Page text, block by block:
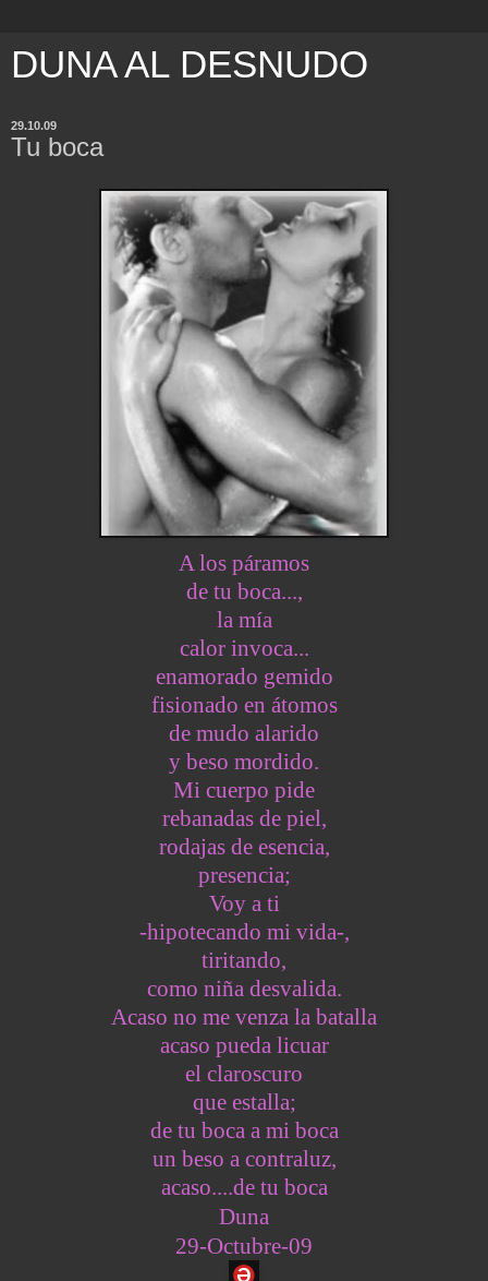
DUNA AL DESNUDO
29.10.09
Tu boca
A los páramos
de tu boca...,
la mía
calor invoca...
enamorado gemido
fisionado en átomos
de mudo alarido
y beso mordido.
Mi cuerpo pide
rebanadas de piel,
rodajas de esencia,
presencia;
Voy a ti
-hipotecando mi vida-,
tiritando,
como niña desvalida.
Acaso no me venza la batalla
acaso pueda licuar
el claroscuro
que estalla;
de tu boca a mi boca
un beso a contraluz,
acaso....de tu boca
Duna
29-Octubre-09